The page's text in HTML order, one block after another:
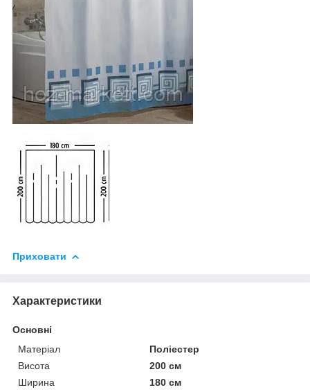
Приховати
Характеристики
Основні
Матеріал
Поліестер
Висота
200 см
Ширина
180 см